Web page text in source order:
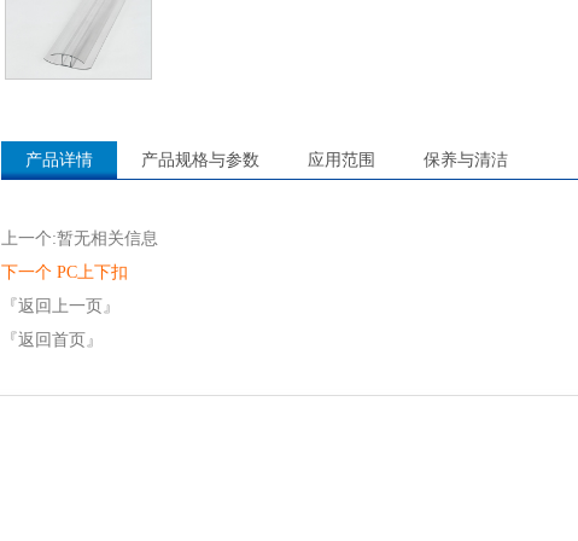
产品详情 产品规格与参数 应用范围 保养与清洁
上一个:暂无相关信息
下一个 PC上下扣
『返回上一页』
『返回首页』